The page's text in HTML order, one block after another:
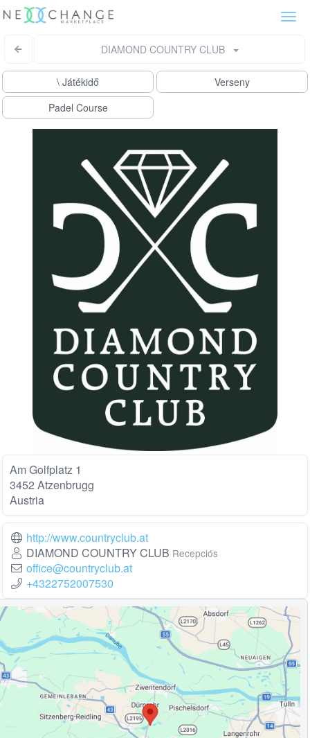
DIAMOND COUNTRY CLUB
\ Játékidő
Verseny
Padel Course
Am Golfplatz 1
3452 Atzenbrugg
Austria
http://www.countryclub.at
DIAMOND COUNTRY CLUB Recepciós
office@countryclub.at
+4322752007530